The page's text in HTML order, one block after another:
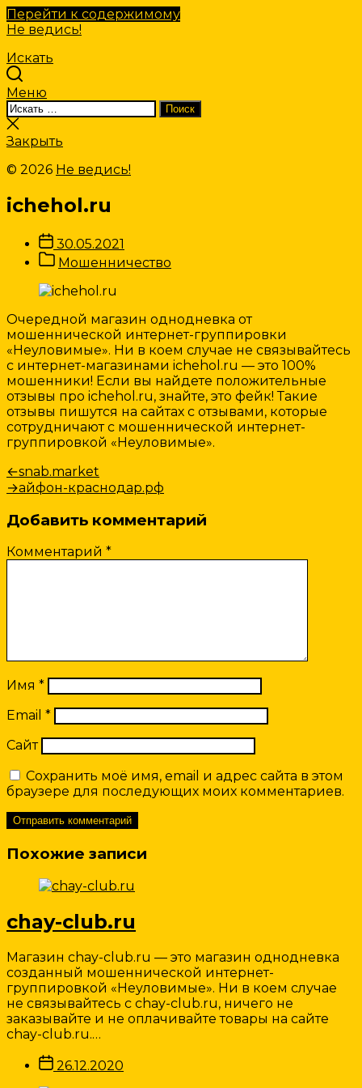
Перейти к содержимому
Не ведись!
Искать
Меню
Искать:
Поиск
Закрыть
поиск
Закрыть
© 2026 Не ведись!
ichehol.ru
Дата
записи
30.05.2021
Категории
Записи
Мошенничество
Очередной магазин однодневка от
мошеннической интернет-группировки
«Неуловимые». Ни в коем случае не связывайтесь
с интернет-магазинами ichehol.ru — это 100%
мошенники! Если вы найдете положительные
отзывы про ichehol.ru, знайте, это фейк! Такие
отзывы пишутся на сайтах с отзывами, которые
сотрудничают с мошеннической интернет-
группировкой «Неуловимые».
Навигация
по
записям
←Предыдущая
запись:
snab.market
→Следующая
айфон-краснодар.рф
Добавить комментарий
Комментарий *
Имя *
Email *
Сайт
Сохранить моё имя, email и адрес сайта в этом
браузере для последующих моих комментариев.
Похожие записи
chay-club.ru
Магазин chay-club.ru — это магазин однодневка
созданный мошеннической интернет-
группировкой «Неуловимые». Ни в коем случае
не связывайтесь с chay-club.ru, ничего не
заказывайте и не оплачивайте товары на сайте
chay-club.ru.…
Дата
записи
26.12.2020